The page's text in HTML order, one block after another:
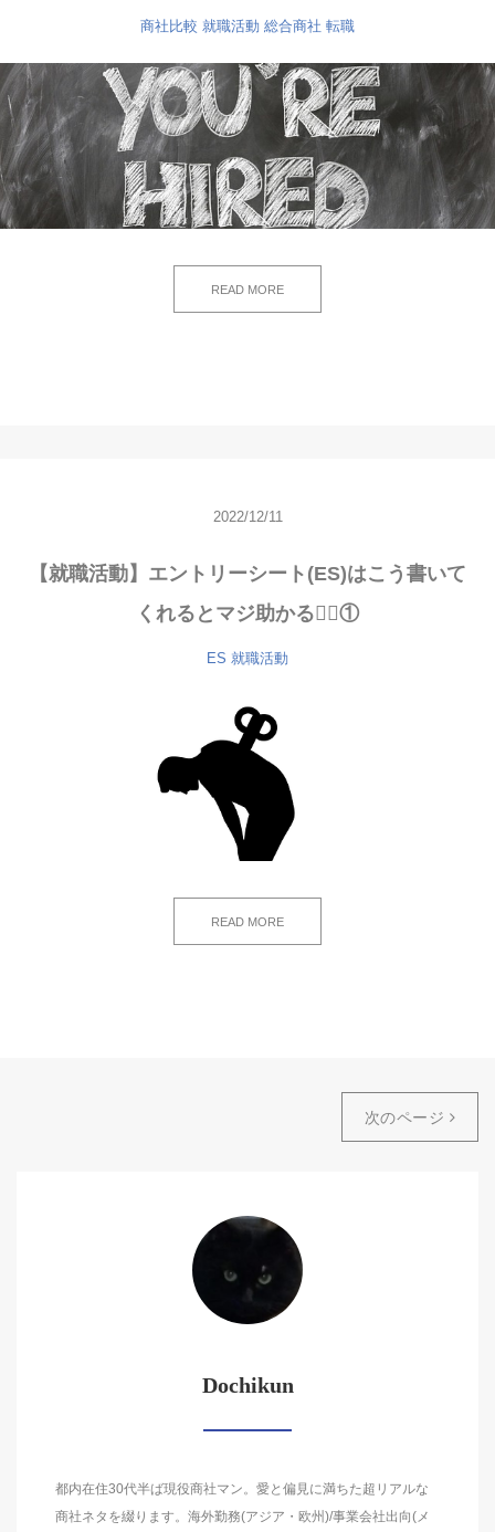
商社比較 就職活動 総合商社 転職
READ MORE
2022/12/11
【就職活動】エントリーシート(ES)はこう書いて
くれるとマジ助かる🙇‍♂️①
ES 就職活動
READ MORE
次のページ
Dochikun
都内在住30代半ば現役商社マン。愛と偏見に満ちた超リアルな
商社ネタを綴ります。海外勤務(アジア・欧州)/事業会社出向(メ